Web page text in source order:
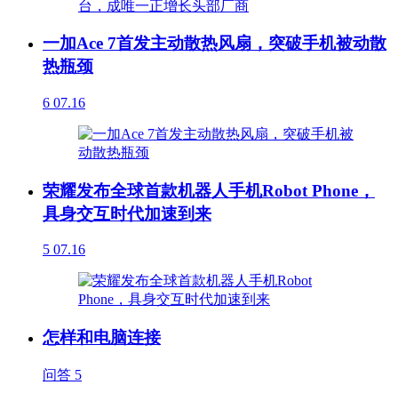
一加Ace 7首发主动散热风扇，突破手机被动散
热瓶颈
6 07.16
荣耀发布全球首款机器人手机Robot Phone，
具身交互时代加速到来
5 07.16
怎样和电脑连接
问答 5